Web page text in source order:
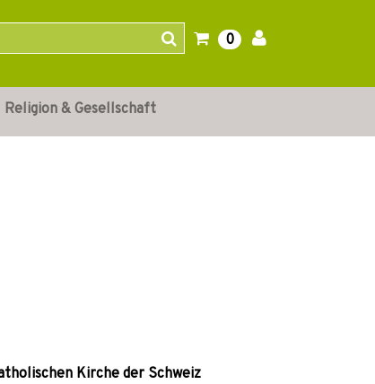
0
Religion & Gesellschaft
Kirche der Schweiz